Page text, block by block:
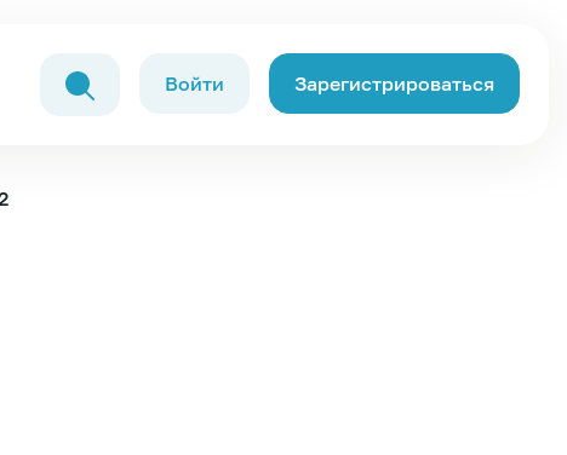
Войти Зарегистрироваться